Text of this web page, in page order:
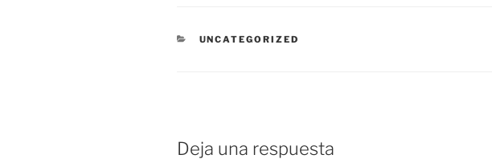
CATEGORÍAS
UNCATEGORIZED
Deja una respuesta